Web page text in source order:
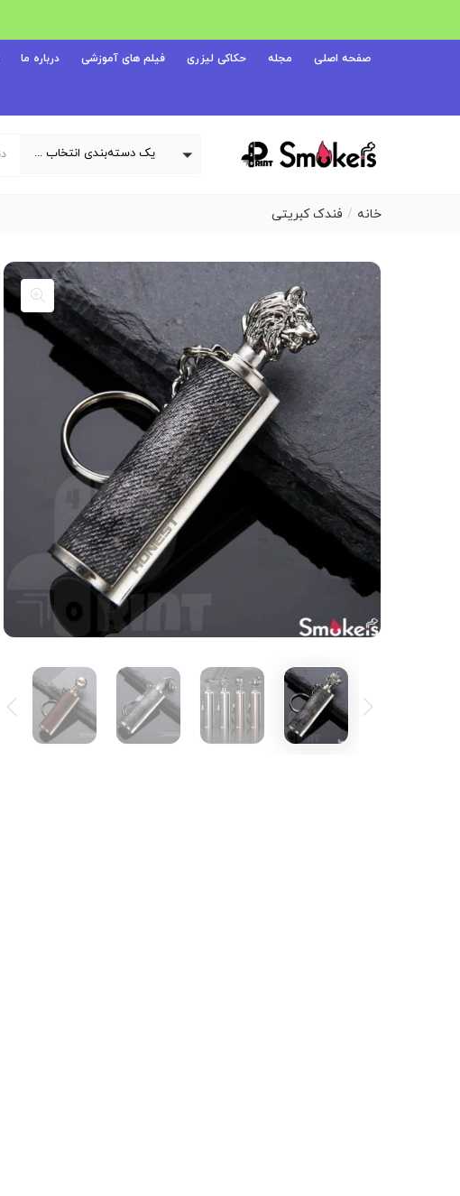
صفحه اصلی مجله حکاکی لیزری فیلم های آموزشی درباره ما
یک دسته‌بندی انتخاب کنید
خانه فندک کبریتی